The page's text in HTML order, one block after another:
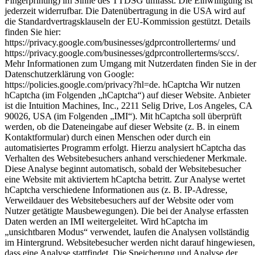
jederzeit widerrufbar. Die Datenübertragung in die USA wird auf
die Standardvertragsklauseln der EU-Kommission gestützt. Details
finden Sie hier:
https://privacy.google.com/businesses/gdprcontrollerterms/ und
https://privacy.google.com/businesses/gdprcontrollerterms/sccs/.
Mehr Informationen zum Umgang mit Nutzerdaten finden Sie in der
Datenschutzerklärung von Google:
https://policies.google.com/privacy?hl=de. hCaptcha Wir nutzen
hCaptcha (im Folgenden „hCaptcha“) auf dieser Website. Anbieter
ist die Intuition Machines, Inc., 2211 Selig Drive, Los Angeles, CA
90026, USA (im Folgenden „IMI“). Mit hCaptcha soll überprüft
werden, ob die Dateneingabe auf dieser Website (z. B. in einem
Kontaktformular) durch einen Menschen oder durch ein
automatisiertes Programm erfolgt. Hierzu analysiert hCaptcha das
Verhalten des Websitebesuchers anhand verschiedener Merkmale.
Diese Analyse beginnt automatisch, sobald der Websitebesucher
eine Website mit aktiviertem hCaptcha betritt. Zur Analyse wertet
hCaptcha verschiedene Informationen aus (z. B. IP-Adresse,
Verweildauer des Websitebesuchers auf der Website oder vom
Nutzer getätigte Mausbewegungen). Die bei der Analyse erfassten
Daten werden an IMI weitergeleitet. Wird hCaptcha im
„unsichtbaren Modus“ verwendet, laufen die Analysen vollständig
im Hintergrund. Websitebesucher werden nicht darauf hingewiesen,
dass eine Analyse stattfindet. Die Speicherung und Analyse der